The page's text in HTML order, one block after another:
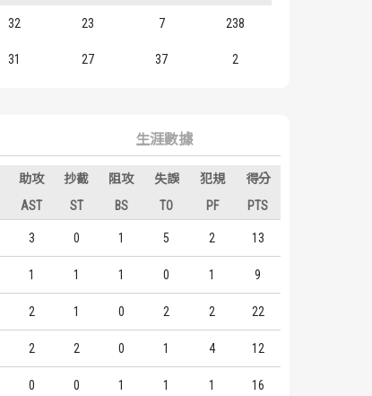
32 23 7 238
31 27 37 2
生涯數據
助攻 抄截 阻攻 失誤 犯規
得分
AST ST BS TO PF PTS
3 0 1 5 2 13
1 1 1 0 1 9
2 1 0 2 2 22
2 2 0 1 4 12
0 0 1 1 1 16